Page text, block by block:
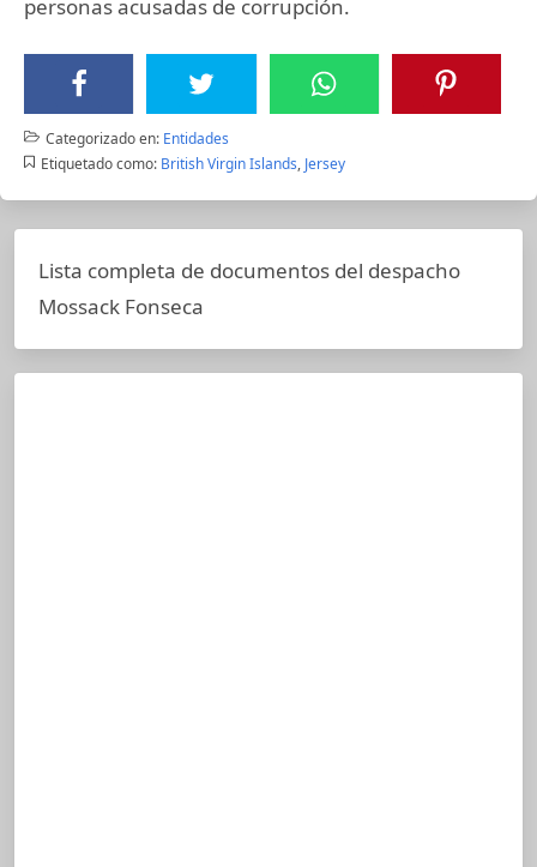
personas acusadas de corrupción.
Categorizado en: Entidades
Etiquetado como: British Virgin Islands, Jersey
Lista completa de documentos del despacho
Mossack Fonseca